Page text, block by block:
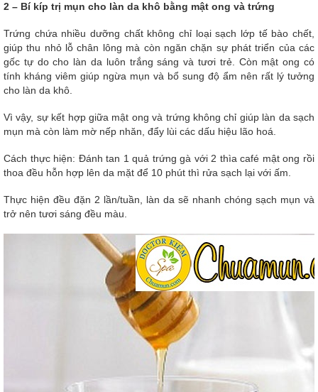
2 – Bí kíp trị mụn cho làn da khô bằng mật ong và trứng
Trứng chứa nhiều dưỡng chất không chỉ loại sạch lớp tế bào chết,
giúp thu nhỏ lỗ chân lông mà còn ngăn chặn sự phát triển của các
gốc tự do cho làn da luôn trắng sáng và tươi trẻ. Còn mật ong có
tính kháng viêm giúp ngừa mụn và bổ sung độ ẩm nên rất lý tưởng
cho làn da khô.
Vì vậy, sự kết hợp giữa mật ong và trứng không chỉ giúp làn da sạch
mụn mà còn làm mờ nếp nhăn, đẩy lùi các dấu hiệu lão hoá.
Cách thực hiện: Đánh tan 1 quả trứng gà với 2 thìa café mật ong rồi
thoa đều hỗn hợp lên da mặt để 10 phút thì rửa sạch lại với ấm.
Thực hiện đều đặn 2 lần/tuần, làn da sẽ nhanh chóng sạch mụn và
trở nên tươi sáng đều màu.